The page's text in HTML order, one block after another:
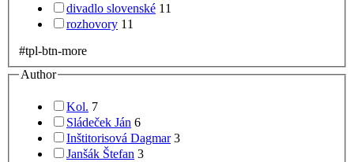
divadlo slovenské 11
rozhovory 11
#tpl-btn-more
Author
Kol. 7
Sládeček Ján 6
Inštitorisová Dagmar 3
Janšák Štefan 3